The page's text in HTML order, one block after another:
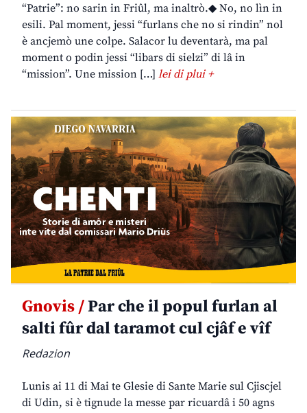
“Patrie”: no sarin in Friûl, ma inaltrò.◆ No, no lìn in
esili. Pal moment, jessi “furlans che no si rindin” nol
è ancjemò une colpe. Salacor lu deventarà, ma pal
moment o podin jessi “libars di sielzi” di lâ in
“mission”. Une mission […] lei di plui +
Gnovis /Par che il popul furlan al
salti fûr dal taramot cul cjâf e vîf
Redazion
Lunis ai 11 di Mai te Glesie di Sante Marie sul Cjiscjel
di Udin, si è tignude la messe par ricuardâ i 50 agns